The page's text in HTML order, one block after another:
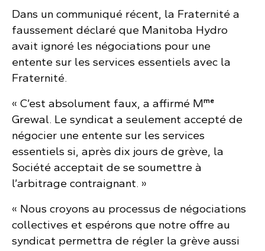
Dans un communiqué récent, la Fraternité a
faussement déclaré que Manitoba Hydro
avait ignoré les négociations pour une
entente sur les services essentiels avec la
Fraternité.
« C’est absolument faux, a affirmé Mme
Grewal. Le syndicat a seulement accepté de
négocier une entente sur les services
essentiels si, après dix jours de grève, la
Société acceptait de se soumettre à
l’arbitrage contraignant. »
« Nous croyons au processus de négociations
collectives et espérons que notre offre au
syndicat permettra de régler la grève aussi